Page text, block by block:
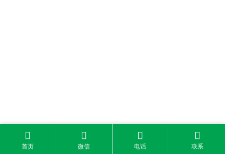

首页

微信

电话

联系